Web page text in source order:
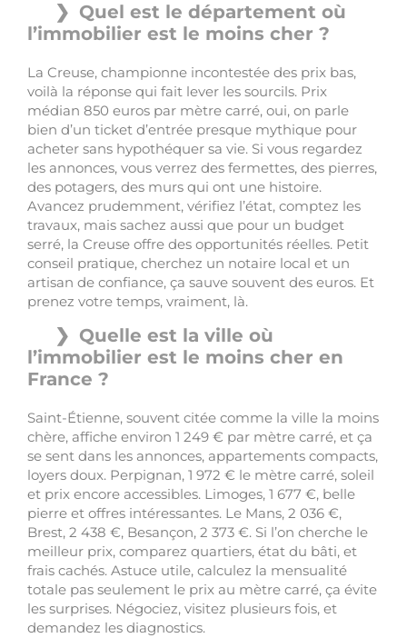
Quel est le département où
l’immobilier est le moins cher ?
La Creuse, championne incontestée des prix bas,
voilà la réponse qui fait lever les sourcils. Prix
médian 850 euros par mètre carré, oui, on parle
bien d’un ticket d’entrée presque mythique pour
acheter sans hypothéquer sa vie. Si vous regardez
les annonces, vous verrez des fermettes, des pierres,
des potagers, des murs qui ont une histoire.
Avancez prudemment, vérifiez l’état, comptez les
travaux, mais sachez aussi que pour un budget
serré, la Creuse offre des opportunités réelles. Petit
conseil pratique, cherchez un notaire local et un
artisan de confiance, ça sauve souvent des euros. Et
prenez votre temps, vraiment, là.
Quelle est la ville où
l’immobilier est le moins cher en
France ?
Saint-Étienne, souvent citée comme la ville la moins
chère, affiche environ 1 249 € par mètre carré, et ça
se sent dans les annonces, appartements compacts,
loyers doux. Perpignan, 1 972 € le mètre carré, soleil
et prix encore accessibles. Limoges, 1 677 €, belle
pierre et offres intéressantes. Le Mans, 2 036 €,
Brest, 2 438 €, Besançon, 2 373 €. Si l’on cherche le
meilleur prix, comparez quartiers, état du bâti, et
frais cachés. Astuce utile, calculez la mensualité
totale pas seulement le prix au mètre carré, ça évite
les surprises. Négociez, visitez plusieurs fois, et
demandez les diagnostics.